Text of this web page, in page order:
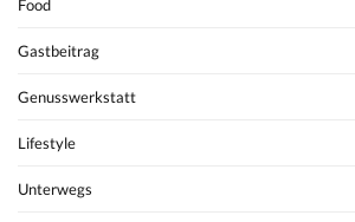
Food
Gastbeitrag
Genusswerkstatt
Lifestyle
Unterwegs